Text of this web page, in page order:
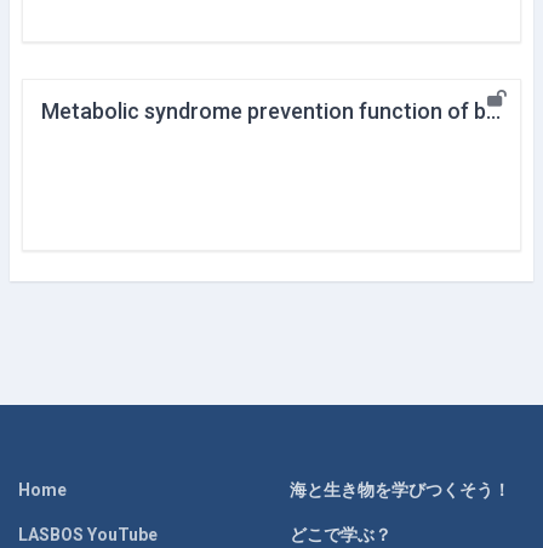
Metabolic syndrome prevention function of brown algae ingredients
Home
LASBOS YouTube
海と生き物を学びつくそう！
どこで学ぶ？